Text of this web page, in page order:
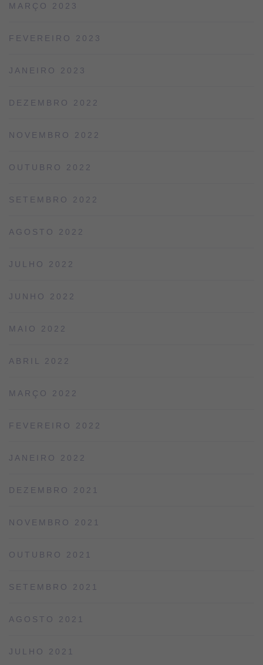
MARÇO 2023
FEVEREIRO 2023
JANEIRO 2023
DEZEMBRO 2022
NOVEMBRO 2022
OUTUBRO 2022
SETEMBRO 2022
AGOSTO 2022
JULHO 2022
JUNHO 2022
MAIO 2022
ABRIL 2022
MARÇO 2022
FEVEREIRO 2022
JANEIRO 2022
DEZEMBRO 2021
NOVEMBRO 2021
OUTUBRO 2021
SETEMBRO 2021
AGOSTO 2021
JULHO 2021